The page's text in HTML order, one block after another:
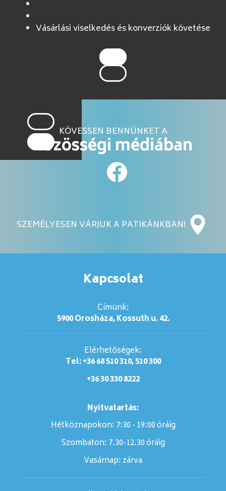
Vásárlási viselkedés és konverziók követése
KÖVESSEN BENNÜNKET A
közösségi médiában
SZEMÉLYESEN VÁRJUK A PATIKÁNKBAN!
Kapcsolat
Címünk:
5900 Orosháza, Kossuth u. 42.
Elérhetőségek:
Tel: +36 68 510 310, 510 300
+36 30 330 8222
Nyitvatartás:
Hétköznapokon: 7:30 - 19:00 óráig
Szombaton:7.30-12.30 óráig
Vasárnap:zárva